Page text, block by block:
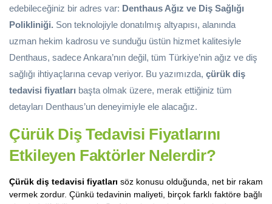
edebileceğiniz bir adres var: Denthaus Ağız ve Diş Sağlığı
Polikliniği. Son teknolojiyle donatılmış altyapısı, alanında
uzman hekim kadrosu ve sunduğu üstün hizmet kalitesiyle
Denthaus, sadece Ankara’nın değil, tüm Türkiye’nin ağız ve diş
sağlığı ihtiyaçlarına cevap veriyor. Bu yazımızda, çürük diş
tedavisi fiyatları başta olmak üzere, merak ettiğiniz tüm
detayları Denthaus’un deneyimiyle ele alacağız.
Çürük Diş Tedavisi Fiyatlarını
Etkileyen Faktörler Nelerdir?
Çürük diş tedavisi fiyatları söz konusu olduğunda, net bir rakam
vermek zordur. Çünkü tedavinin maliyeti, birçok farklı faktöre bağlı